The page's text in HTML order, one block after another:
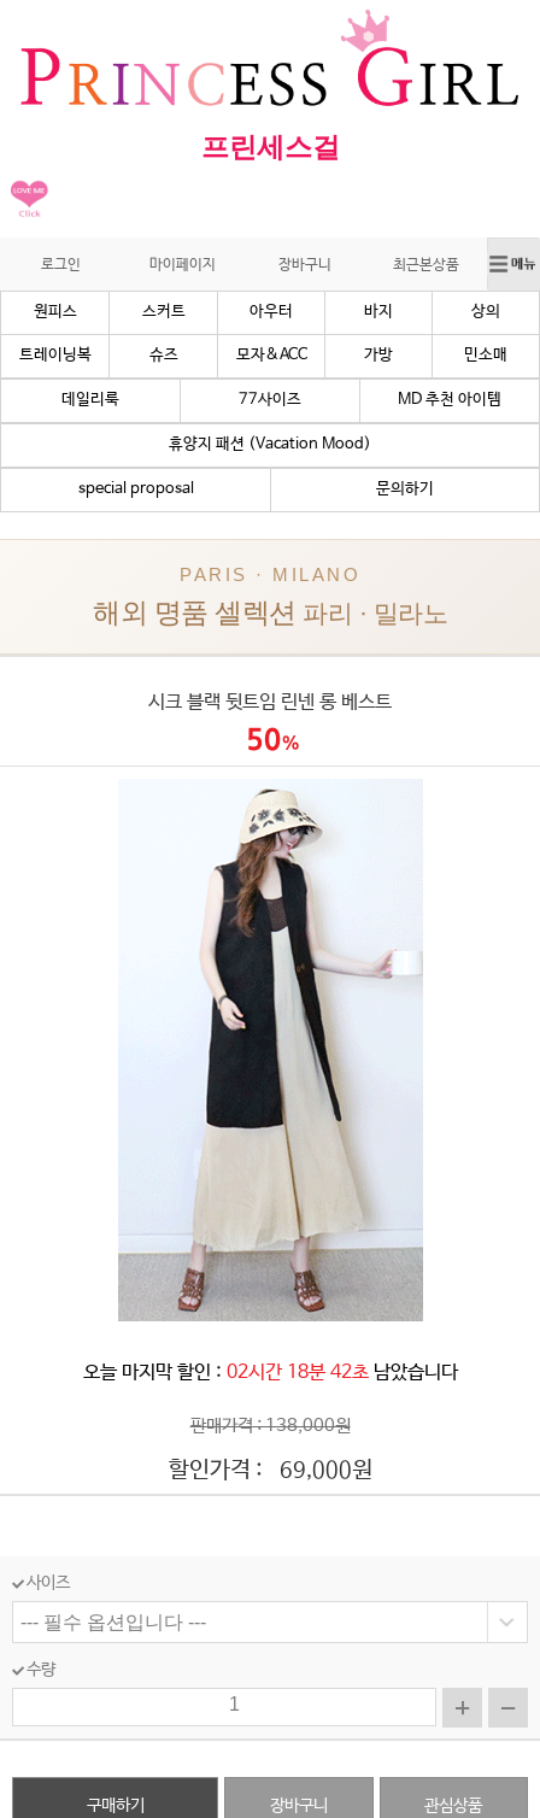
프린세스걸
로그인 마이페이지 장바구니 최근본상품
원피스 스커트 아우터 바지 상의
트레이닝복 슈즈 모자&ACC 가방 민소매
데일리룩 77사이즈 MD 추천 아이템
휴양지 패션 (Vacation Mood)
special proposal 문의하기
PARIS · MILANO
해외 명품 셀렉션 파리 · 밀라노
시크 블랙 뒷트임 린넨 롱 베스트
오늘 마지막 할인 : 02시간 18분 40초 남았습니다
판매가격 : 138,000원
할인가격 : 69,000원
사이즈
수량
구매하기 장바구니 관심상품